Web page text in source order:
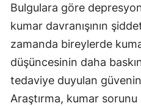
Bulgulara göre
kumar davranışının
zamanda bireylerde
düşüncesinin daha
tedaviye duyulan güvenin
Araştırma, kumar sorunu